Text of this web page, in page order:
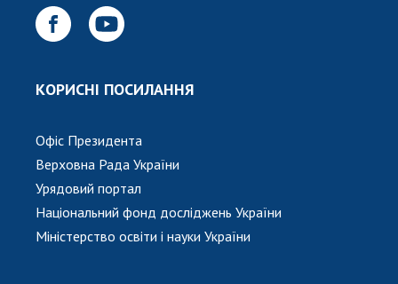
Відкрита наука в НАН України
Підготовка наукових кадрів
МІЖНАРОДНЕ СПІВРОБІТНИЦТВО
Членство в міжнародних організаціях
Міжнародні угоди
Міжнародні програми та конкурси
КОРИСНІ ПОСИЛАННЯ
Офіс Президента
Верховна Рада України
Урядовий портал
Національний фонд досліджень України
Міністерство освіти і науки України